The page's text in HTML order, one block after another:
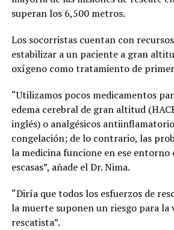
superan los 6,500 metros.
Los socorristas cuentan con
estabilizar a un paciente a gran
oxígeno como tratamiento de
“Utilizamos pocos medicamentos
edema cerebral de gran altitud
inglés) o analgésicos
congelación; de lo contrario, las
la medicina funcione en ese entorno
escasas”, añade el Dr. Nima.
“Diría que todos los esfuerzos de
la muerte suponen un riesgo para la
rescatista”.